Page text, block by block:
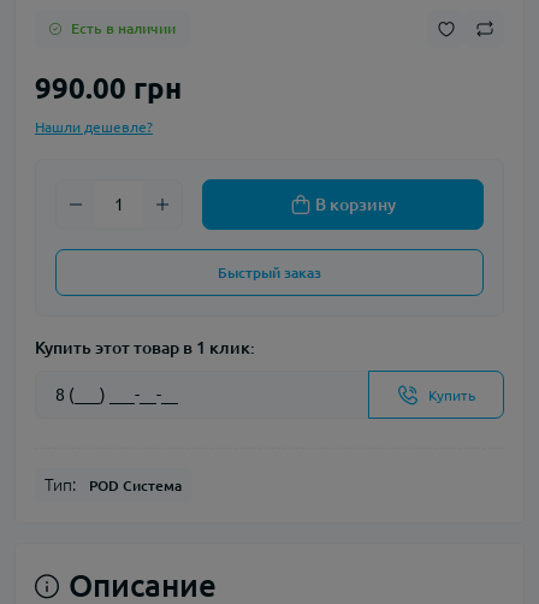
Есть в наличии
990.00 грн
Нашли дешевле?
В корзину
Быстрый заказ
Купить этот товар в 1 клик:
Купить
Тип: POD Система
Описание